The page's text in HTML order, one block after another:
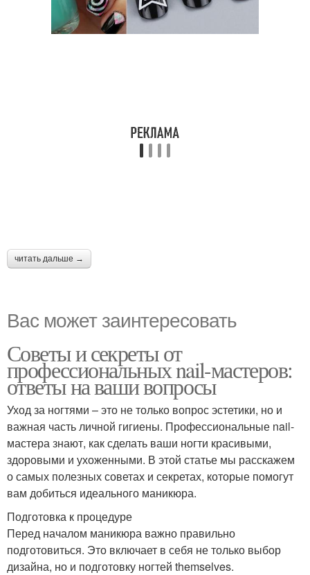
читать дальше →
Вас может заинтересовать
Советы и секреты от
профессиональных nail-мастеров:
ответы на ваши вопросы
Уход за ногтями – это не только вопрос эстетики, но и
важная часть личной гигиены. Профессиональные nail-
мастера знают, как сделать ваши ногти красивыми,
здоровыми и ухоженными. В этой статье мы расскажем
о самых полезных советах и секретах, которые помогут
вам добиться идеального маникюра.
Подготовка к процедуре
Перед началом маникюра важно правильно
подготовиться. Это включает в себя не только выбор
дизайна, но и подготовку ногтей themselves.